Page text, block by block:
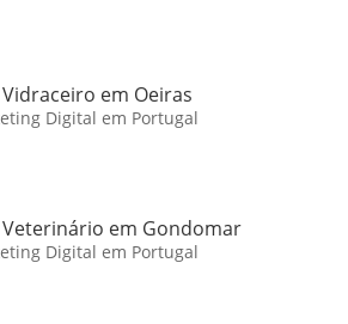
em Oeiras
Digital em Portugal
Veterinário em Gondomar
Digital em Portugal